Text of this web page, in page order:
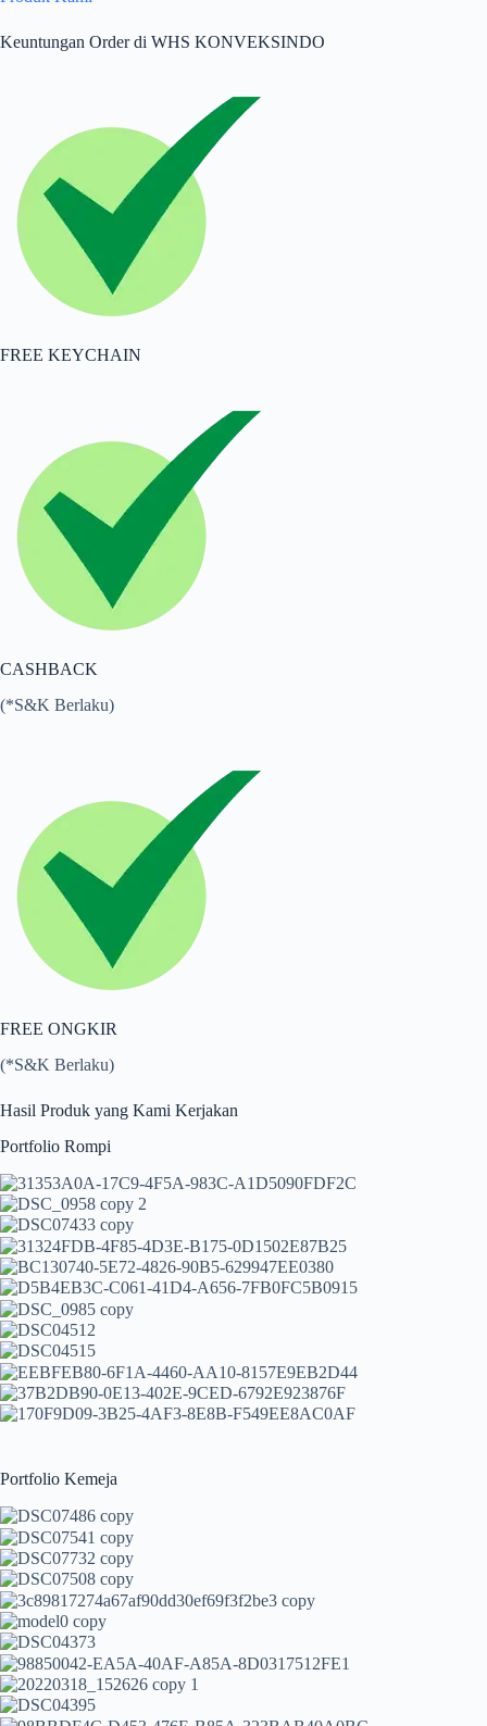
Keuntungan Order di WHS KONVEKSINDO
FREE KEYCHAIN
CASHBACK
(*S&K Berlaku)
FREE ONGKIR
(*S&K Berlaku)
Hasil Produk yang Kami Kerjakan
Portfolio Rompi
Portfolio Kemeja